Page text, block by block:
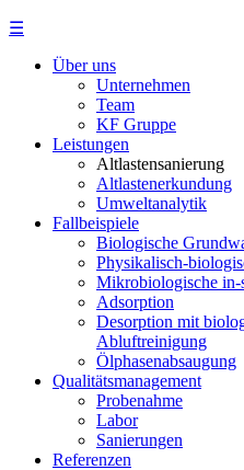
☰
Über uns
Unternehmen
Team
KF Gruppe
Leistungen
Altlastensanierung
Altlastenerkundung
Umweltanalytik
Fallbeispiele
Biologische
Physikalisch-
Mikrobiologische in-
Adsorption
Desorption mit
Abluftreinigung
Ölphasenabsaugung
Qualitätsmanagement
Probenahme
Labor
Sanierungen
Referenzen